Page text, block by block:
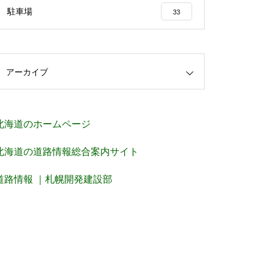
駐車場 33
アーカイブ
海道のホームページ
海道の道路情報総合案内サイト
路情報 ｜札幌開発建設部